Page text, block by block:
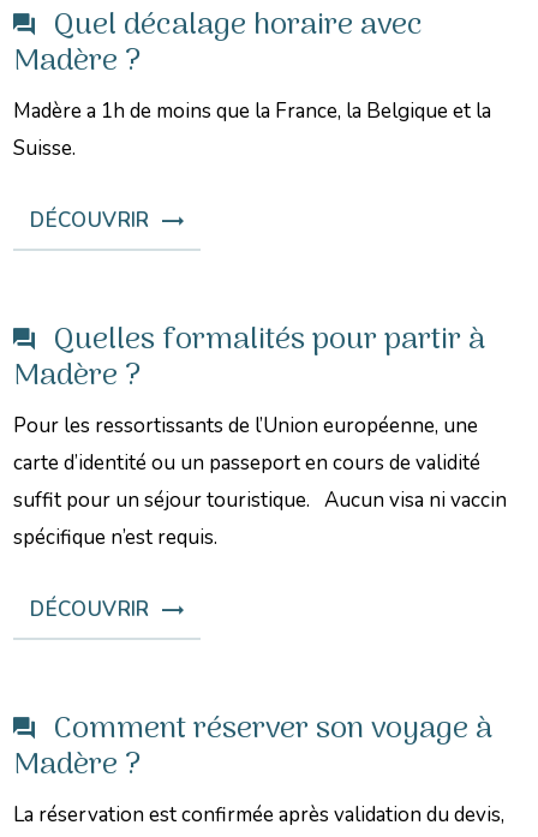
Quel décalage horaire avec
Madère ?
Madère a 1h de moins que la France, la Belgique et la
Suisse.
DÉCOUVRIR
Quelles formalités pour partir à
Madère ?
Pour les ressortissants de l’Union européenne, une
carte d’identité ou un passeport en cours de validité
suffit pour un séjour touristique. Aucun visa ni vaccin
spécifique n’est requis.
DÉCOUVRIR
Comment réserver son voyage à
Madère ?
La réservation est confirmée après validation du devis,